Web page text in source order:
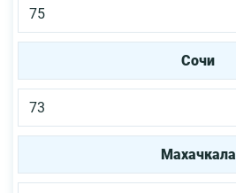
75
Сочи
73
Махачкала